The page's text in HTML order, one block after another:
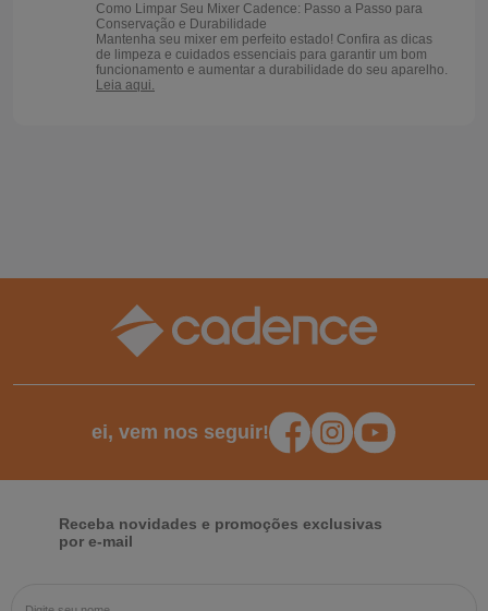
Como Limpar Seu Mixer Cadence: Passo a Passo para
Conservação e Durabilidade
Mantenha seu mixer em perfeito estado! Confira as dicas
de limpeza e cuidados essenciais para garantir um bom
funcionamento e aumentar a durabilidade do seu aparelho.
Leia aqui.
ei, vem nos seguir!
Receba novidades e promoções exclusivas
por e-mail